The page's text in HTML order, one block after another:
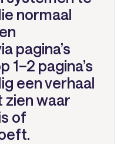
normaal
pagina’s
1–2 pagina’s
een verhaal
waar
of